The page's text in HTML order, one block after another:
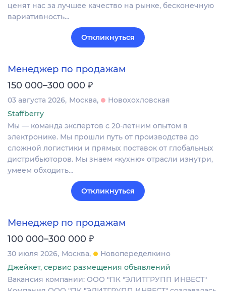
ценят нас за лучшее качество на рынке, бесконечную
вариативность…
Откликнуться
Менеджер по продажам
150 000–300 000 ₽
03 августа 2026 Москва
Новохохловская
Staffberry
Мы — команда экспертов с 20-летним опытом в
электронике. Мы прошли путь от производства до
сложной логистики и прямых поставок от глобальных
дистрибьюторов. Мы знаем «кухню» отрасли изнутри,
умеем обходить…
Откликнуться
Менеджер по продажам
100 000–300 000 ₽
30 июля 2026 Москва
Новопеределкино
Джейкет, сервис размещения объявлений
Вакансия компании: ООО "ПК "ЭЛИТГРУПП ИНВЕСТ"